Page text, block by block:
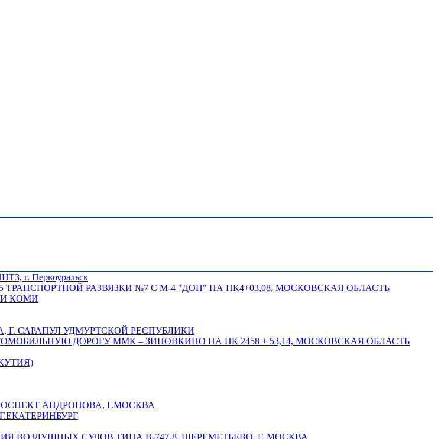
г. Первоуральск
РАЗВЯЗКИ №7 С М-4 "ДОН" НА ПК4+03,08, МОСКОВСКАЯ ОБЛАСТЬ
КОМИ
Г. САРАПУЛ УДМУРТСКОЙ РЕСПУБЛИКИ
ДОРОГУ ММК – ЗИНОВКИНО НА ПК 2458 + 53,14, МОСКОВСКАЯ ОБЛАСТЬ
АНДРОПОВА, Г.МОСКВА
ВОЗДУШНЫХ СУДОВ ТИПА В-747-8, ШЕРЕМЕТЬЕВО, Г. МОСКВА